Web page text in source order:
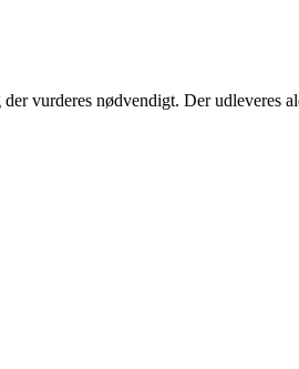
vurderes nødvendigt. Der udleveres